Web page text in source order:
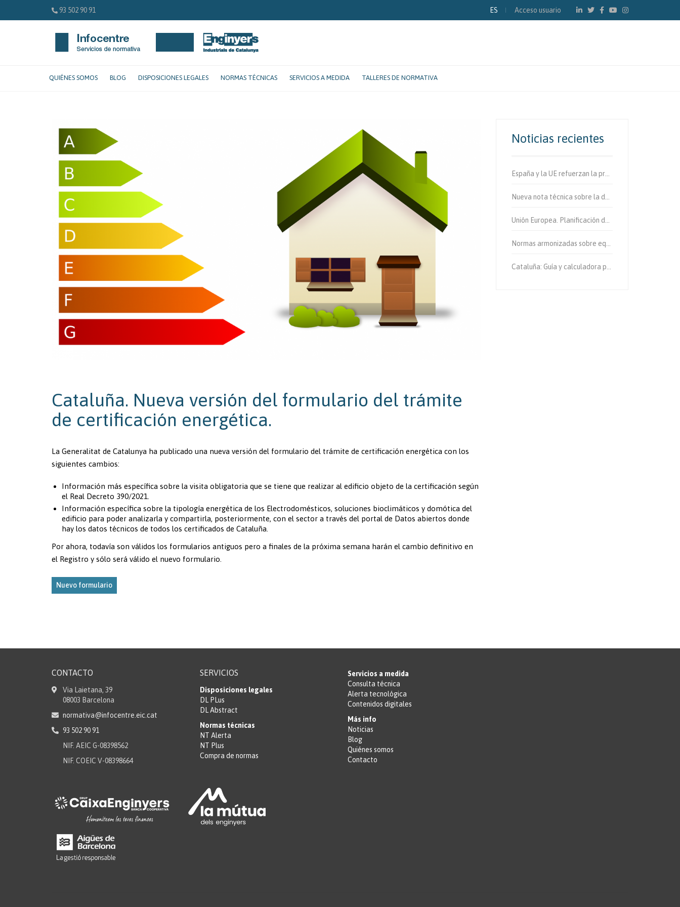
93 502 90 91 ES Acceso usuario
QUIÉNES SOMOS BLOG DISPOSICIONES LEGALES NORMAS TÉCNICAS SERVICIOS A MEDIDA TALLERES DE NORMATIVA
Cataluña. Nueva versión del formulario del trámite
de certificación energética.
La Generalitat de Catalunya ha publicado una nueva versión del formulario del trámite de certificación energética con los
siguientes cambios:
Información más específica sobre la visita obligatoria que se tiene que realizar al edificio objeto de la certificación según
el Real Decreto 390/2021.
Información específica sobre la tipología energética de los Electrodomésticos, soluciones bioclimáticos y domótica del
edificio para poder analizarla y compartirla, posteriormente, con el sector a través del portal de Datos abiertos donde
hay los datos técnicos de todos los certificados de Cataluña.
Por ahora, todavía son válidos los formularios antiguos pero a finales de la próxima semana harán el cambio definitivo en
el Registro y sólo será válido el nuevo formulario.
Nuevo formulario
Noticias recientes
España y la UE refuerzan la protección de los usuarios vulnerables de la vía.
CONTACTO
Via Laietana, 39
08003 Barcelona
normativa@infocentre.eic.cat
93 502 90 91
NIF. AEIC G-08398562
NIF. COEIC V-08398664
SERVICIOS
Disposiciones legales
DL PLus
DL Abstract
Normas técnicas
NT Alerta
NT Plus
Compra de normas
Servicios a medida
Consulta técnica
Alerta tecnológica
Contenidos digitales
Más info
Noticias
Blog
Quiénes somos
Contacto